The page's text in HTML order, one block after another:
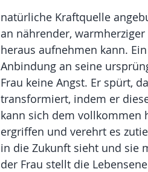
natürliche Kraftquelle
an nährender,
heraus aufnehmen kann.
Anbindung an seine
Frau keine Angst. Er spürt,
transformiert, indem er
kann sich dem vollkommen
ergriffen und verehrt es
in die Zukunft sieht und sie
der Frau stellt die